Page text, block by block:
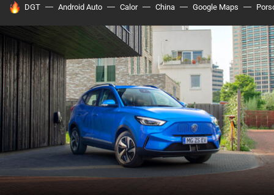
HOY SE HABLA DE
DGT Android Auto Calor China Google Maps